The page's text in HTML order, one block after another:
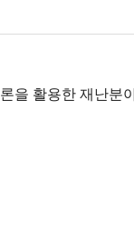
활용한 재난